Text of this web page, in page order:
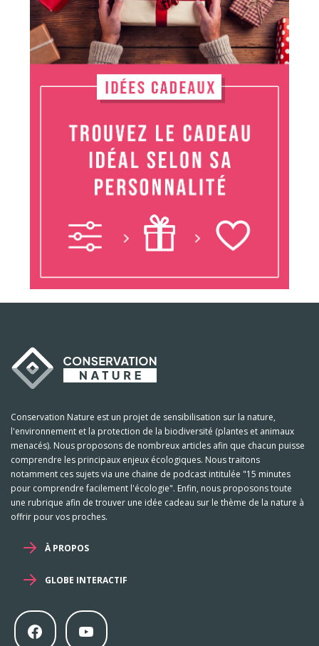
Conservation Nature est un projet de sensibilisation sur la nature,
l'environnement et la protection de la biodiversité (plantes et animaux
menacés). Nous proposons de nombreux articles afin que chacun puisse
comprendre les principaux enjeux écologiques. Nous traitons
notamment ces sujets via une chaine de podcast intitulée "15 minutes
pour comprendre facilement l'écologie". Enfin, nous proposons toute
une rubrique afin de trouver une idée cadeau sur le thème de la nature à
offrir pour vos proches.
À PROPOS
GLOBE INTERACTIF